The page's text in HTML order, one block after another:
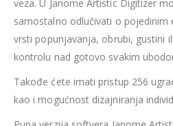
veza. U Janome Artistic Digitizer
samostalno odlučivati o pojedinim
vrsti popunjavanja, obrubi, gustini
kontrolu nad gotovo svakim
Takođe ćete imati pristup 256
kao i mogućnost dizajniranja